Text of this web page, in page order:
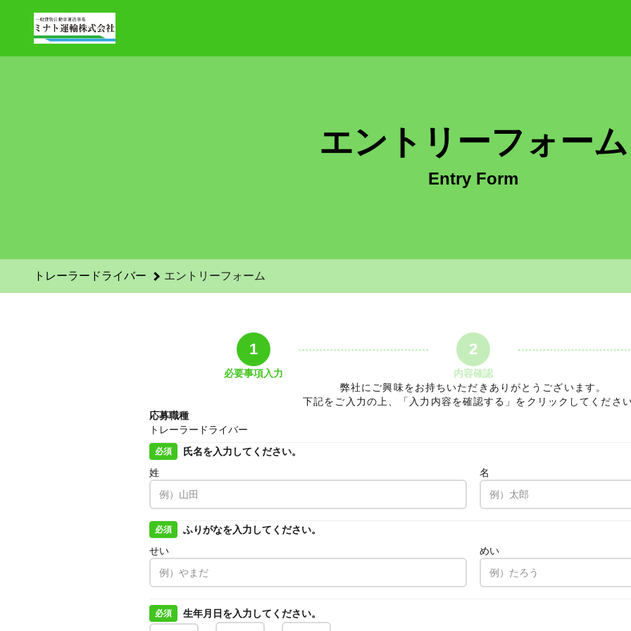
エントリーフォーム
Entry Form
トレーラードライバー エントリーフォーム
1
必要事項入力
2
内容確認
弊社にご興味をお持ちいただきありがとうございます。
下記をご入力の上、「入力内容を確認する」をクリックしてください
応募職種
トレーラードライバー
必須
氏名を入力してください。
姓
名
必須
ふりがなを入力してください。
せい
めい
必須 生年月日を入力してください。